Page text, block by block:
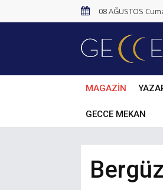
08 AĞUSTOS
MAGAZİN
GECCE MEKAN